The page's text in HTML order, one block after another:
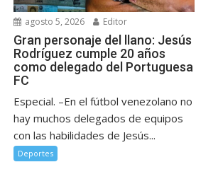
agosto 5, 2026 Editor
Gran personaje del llano: Jesús
Rodríguez cumple 20 años
como delegado del Portuguesa
FC
Especial. –En el fútbol venezolano no
hay muchos delegados de equipos
con las habilidades de Jesús...
Deportes